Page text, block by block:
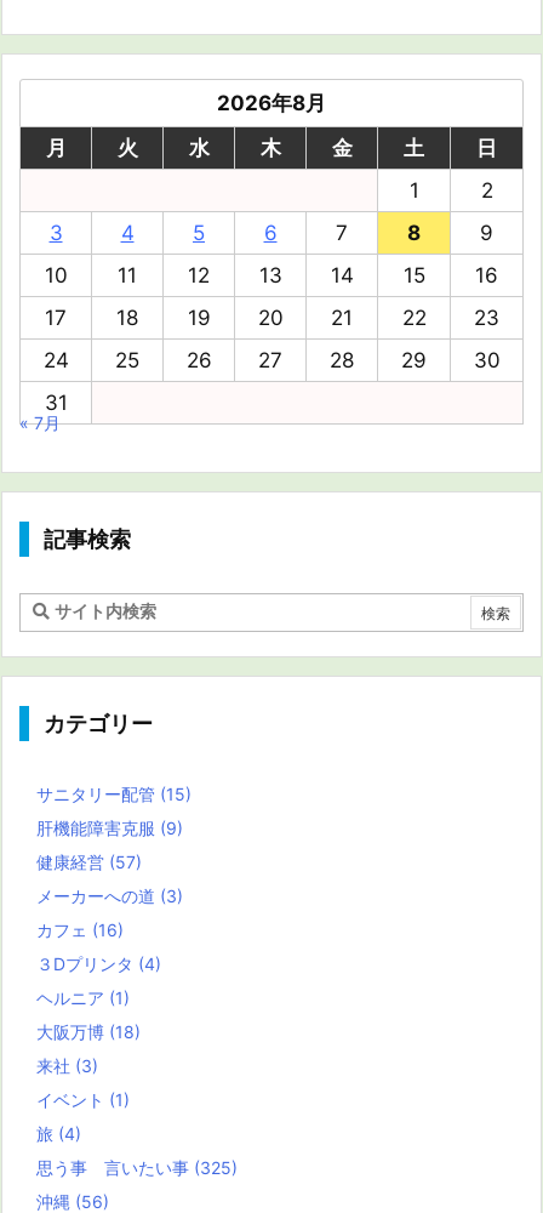
2026年8月
月
火 水 木 金 土
日
1
2
3
4 5 6 7 8
9
10
11 12 13 14 15
16
17
18 19 20 21 22
23
24
25 26 27 28 29
30
31
« 7月
記事検索
カテゴリー
サニタリー配管 (15)
肝機能障害克服 (9)
健康経営 (57)
メーカーへの道 (3)
カフェ (16)
３Dプリンタ (4)
ヘルニア (1)
大阪万博 (18)
来社 (3)
イベント (1)
旅 (4)
思う事 言いたい事 (325)
沖縄 (56)